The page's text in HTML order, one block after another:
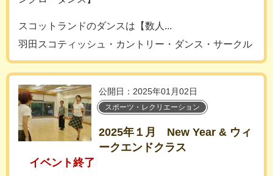
スコットランドのダンスは【数人...
羽田スコティッシュ・カントリー・ダンス・サークル
公開日：2025年01月02日
スポーツ・レクリエーション
2025年１月 New Year & ウィ
ークエンドクラス
イベント終了